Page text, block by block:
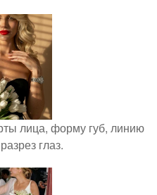
лица, форму губ, линию
глаз.